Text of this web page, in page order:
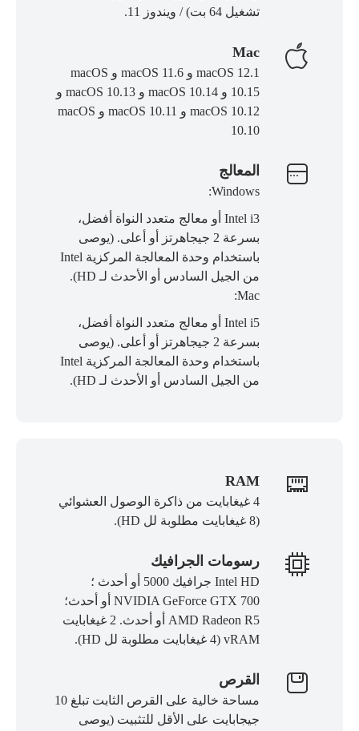
تشغيل 64 بت) / ويندوز 11.
Mac
macOS 12.1 و macOS 11.6 و macOS
10.15 و macOS 10.14 و macOS 10.13 و
macOS 10.12 و macOS 10.11 و macOS
10.10
المعالج
Windows:
Intel i3 أو معالج متعدد النواة أفضل،
بسرعة 2 جيجاهرتز أو أعلى. (يوصى
باستخدام وحدة المعالجة المركزية Intel
من الجيل السادس أو الأحدث لـ HD).
Mac:
Intel i5 أو معالج متعدد النواة أفضل،
بسرعة 2 جيجاهرتز أو أعلى. (يوصى
باستخدام وحدة المعالجة المركزية Intel
من الجيل السادس أو الأحدث لـ HD).
RAM
4 غيغابايت من ذاكرة الوصول العشوائي
(8 غيغابايت مطلوبة لل HD).
رسومات الجرافيك
Intel HD جرافيك 5000 أو أحدث ؛
NVIDIA GeForce GTX 700 أو أحدث؛
AMD Radeon R5 أو أحدث. 2 غيغابايت
vRAM (4 غيغابايت مطلوبة لل HD).
القرص
مساحة خالية على القرص الثابت تبلغ 10
جيجابايت على الأقل للتثبيت (يوصى